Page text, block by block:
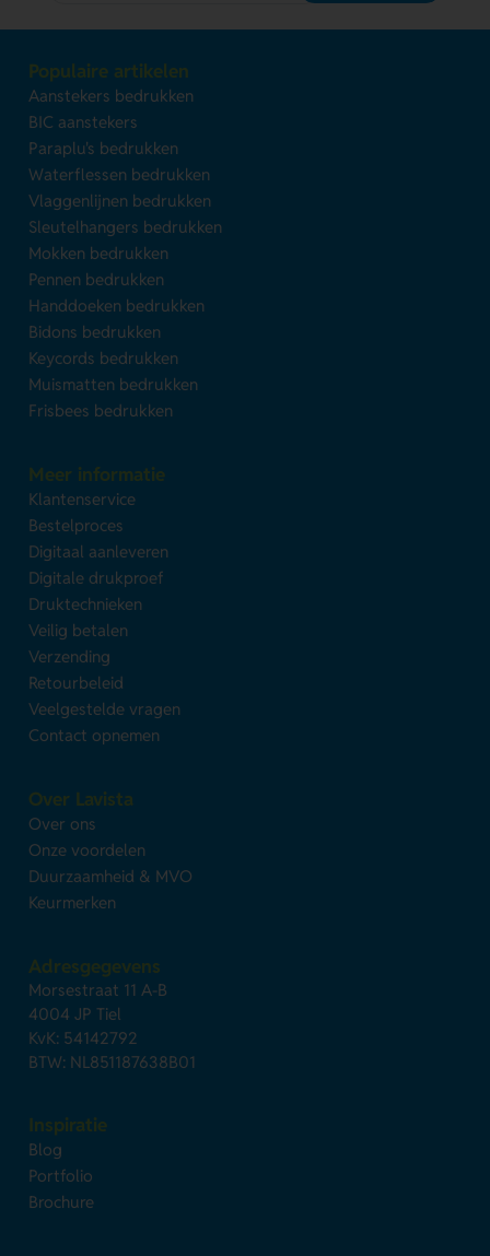
Populaire artikelen
Aanstekers bedrukken
BIC aanstekers
Paraplu's bedrukken
Waterflessen bedrukken
Vlaggenlijnen bedrukken
Sleutelhangers bedrukken
Mokken bedrukken
Pennen bedrukken
Handdoeken bedrukken
Bidons bedrukken
Keycords bedrukken
Muismatten bedrukken
Frisbees bedrukken
Meer informatie
Klantenservice
Bestelproces
Digitaal aanleveren
Digitale drukproef
Druktechnieken
Veilig betalen
Verzending
Retourbeleid
Veelgestelde vragen
Contact opnemen
Over Lavista
Over ons
Onze voordelen
Duurzaamheid & MVO
Keurmerken
Adresgegevens
Morsestraat 11 A-B
4004 JP Tiel
KvK: 54142792
BTW: NL851187638B01
Inspiratie
Blog
Portfolio
Brochure